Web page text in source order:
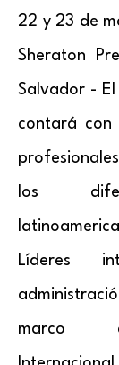
22 y 23 de
Sheraton
Salvador -
contará con
los
Líderes
marco